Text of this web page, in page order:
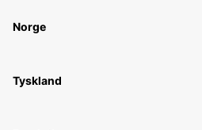
Norge
Tyskland